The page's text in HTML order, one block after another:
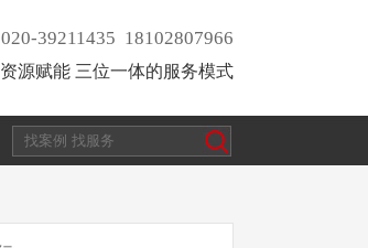
020-39211435 18102807966
源赋能 三位一体的服务模式